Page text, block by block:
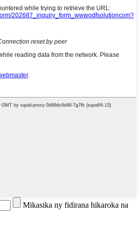
Mikasika ny fidirana hikaroka na